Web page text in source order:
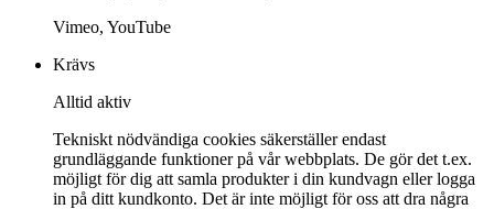
Vimeo, YouTube
Krävs
Alltid aktiv
Tekniskt nödvändiga cookies säkerställer endast
grundläggande funktioner på vår webbplats. De gör det t.ex.
möjligt för dig att samla produkter i din kundvagn eller logga
in på ditt kundkonto. Det är inte möjligt för oss att dra några